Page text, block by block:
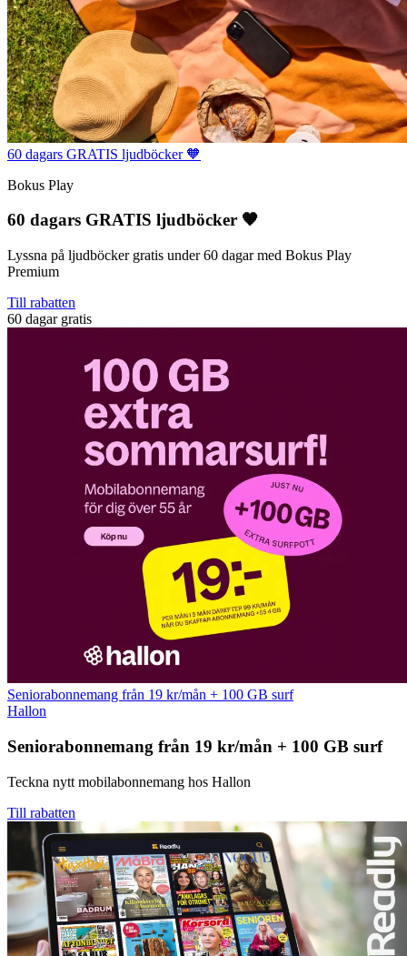
60 dagars GRATIS ljudböcker 🧡
Bokus Play
60 dagars GRATIS ljudböcker 🧡
Lyssna på ljudböcker gratis under 60 dagar med Bokus Play
Premium
Till rabatten
60 dagar gratis
Seniorabonnemang från 19 kr/mån + 100 GB surf
Hallon
Seniorabonnemang från 19 kr/mån + 100 GB surf
Teckna nytt mobilabonnemang hos Hallon
Till rabatten